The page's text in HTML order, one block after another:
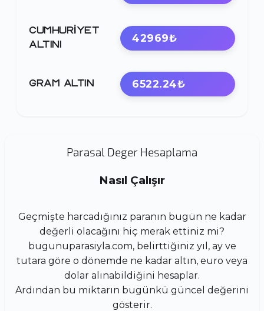
CUMHURIYET
ALTINI
42969₺
GRAM ALTIN 6522.24₺
Parasal Deger Hesaplama
Nasıl Çalışır
Geçmişte harcadığınız paranın bugün ne kadar
değerli olacağını hiç merak ettiniz mi?
bugunuparasiyla.com, belirttiğiniz yıl, ay ve
tutara göre o dönemde ne kadar altın, euro veya
dolar alınabildiğini hesaplar.
Ardından bu miktarın bugünkü güncel değerini
gösterir.